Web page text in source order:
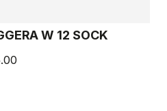
W 12 SOCK